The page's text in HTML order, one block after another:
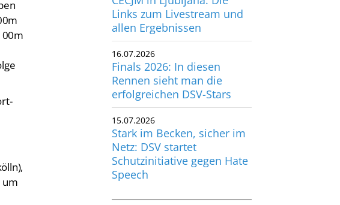
um
Links zum Livestream und
allen Ergebnissen
16.07.2026
Finals 2026: In diesen
Rennen sieht man die
erfolgreichen DSV-Stars
15.07.2026
Stark im Becken, sicher im
Netz: DSV startet
Schutzinitiative gegen Hate
Speech